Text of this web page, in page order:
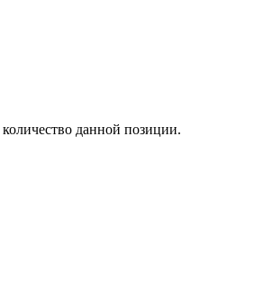
данной позиции.